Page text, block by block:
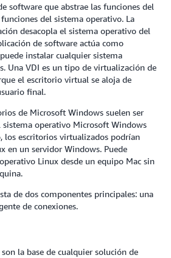
software que abstrae las funciones del
del sistema operativo. La
desacopla el sistema operativo del
de software actúa como
instalar cualquier sistema
Una VDI es un tipo de virtualización de
el escritorio virtual se aloja de
final.
de Microsoft Windows suelen ser
sistema operativo Microsoft Windows
los escritorios virtualizados podrían
en un servidor Windows. Puede
Linux desde un equipo Mac sin
de dos componentes principales: una
de conexiones.
la base de cualquier solución de